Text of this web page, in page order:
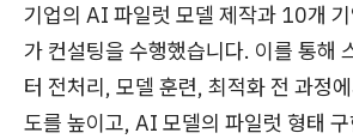
기업의 AI 파일럿 모델 제작과 10개
가 컨설팅을 수행했습니다. 이를 통해
터 전처리, 모델 훈련, 최적화 전 과정
도를 높이고, AI 모델의 파일럿 형태